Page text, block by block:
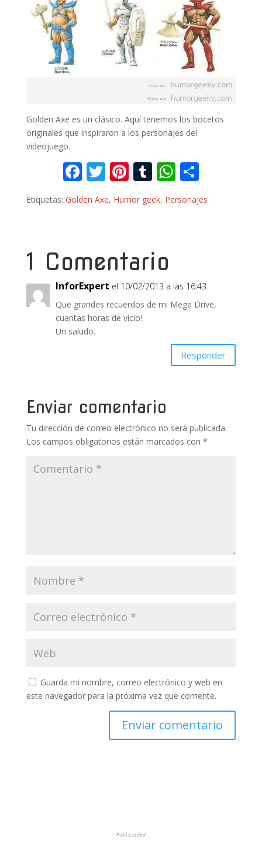
Golden Axe es un clásico. Aquí tenemos los bocetos
originales que inspiraron a los personajes del
videojuego.
F
ac
e
o
k
T
w
itt
Pi
er
T
u
m
W
at
p
m
r
Etiquetas: Golden Axe, Humor geek, Personajes
1 Comentario
InforExpert el 10/02/2013 a las 16:43
Que grandes recuerdos de mi Mega Drive,
cuantas horas de vicio!
Un saludo.
Responder
Enviar comentario
Tu dirección de correo electrónico no será publicada.
Los campos obligatorios están marcados con *
Guarda mi nombre, correo electrónico y web en
este navegador para la próxima vez que comente.
Publicidad